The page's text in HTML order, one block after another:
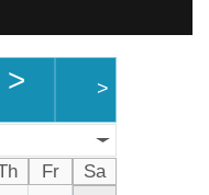
> >
Fr
Sa